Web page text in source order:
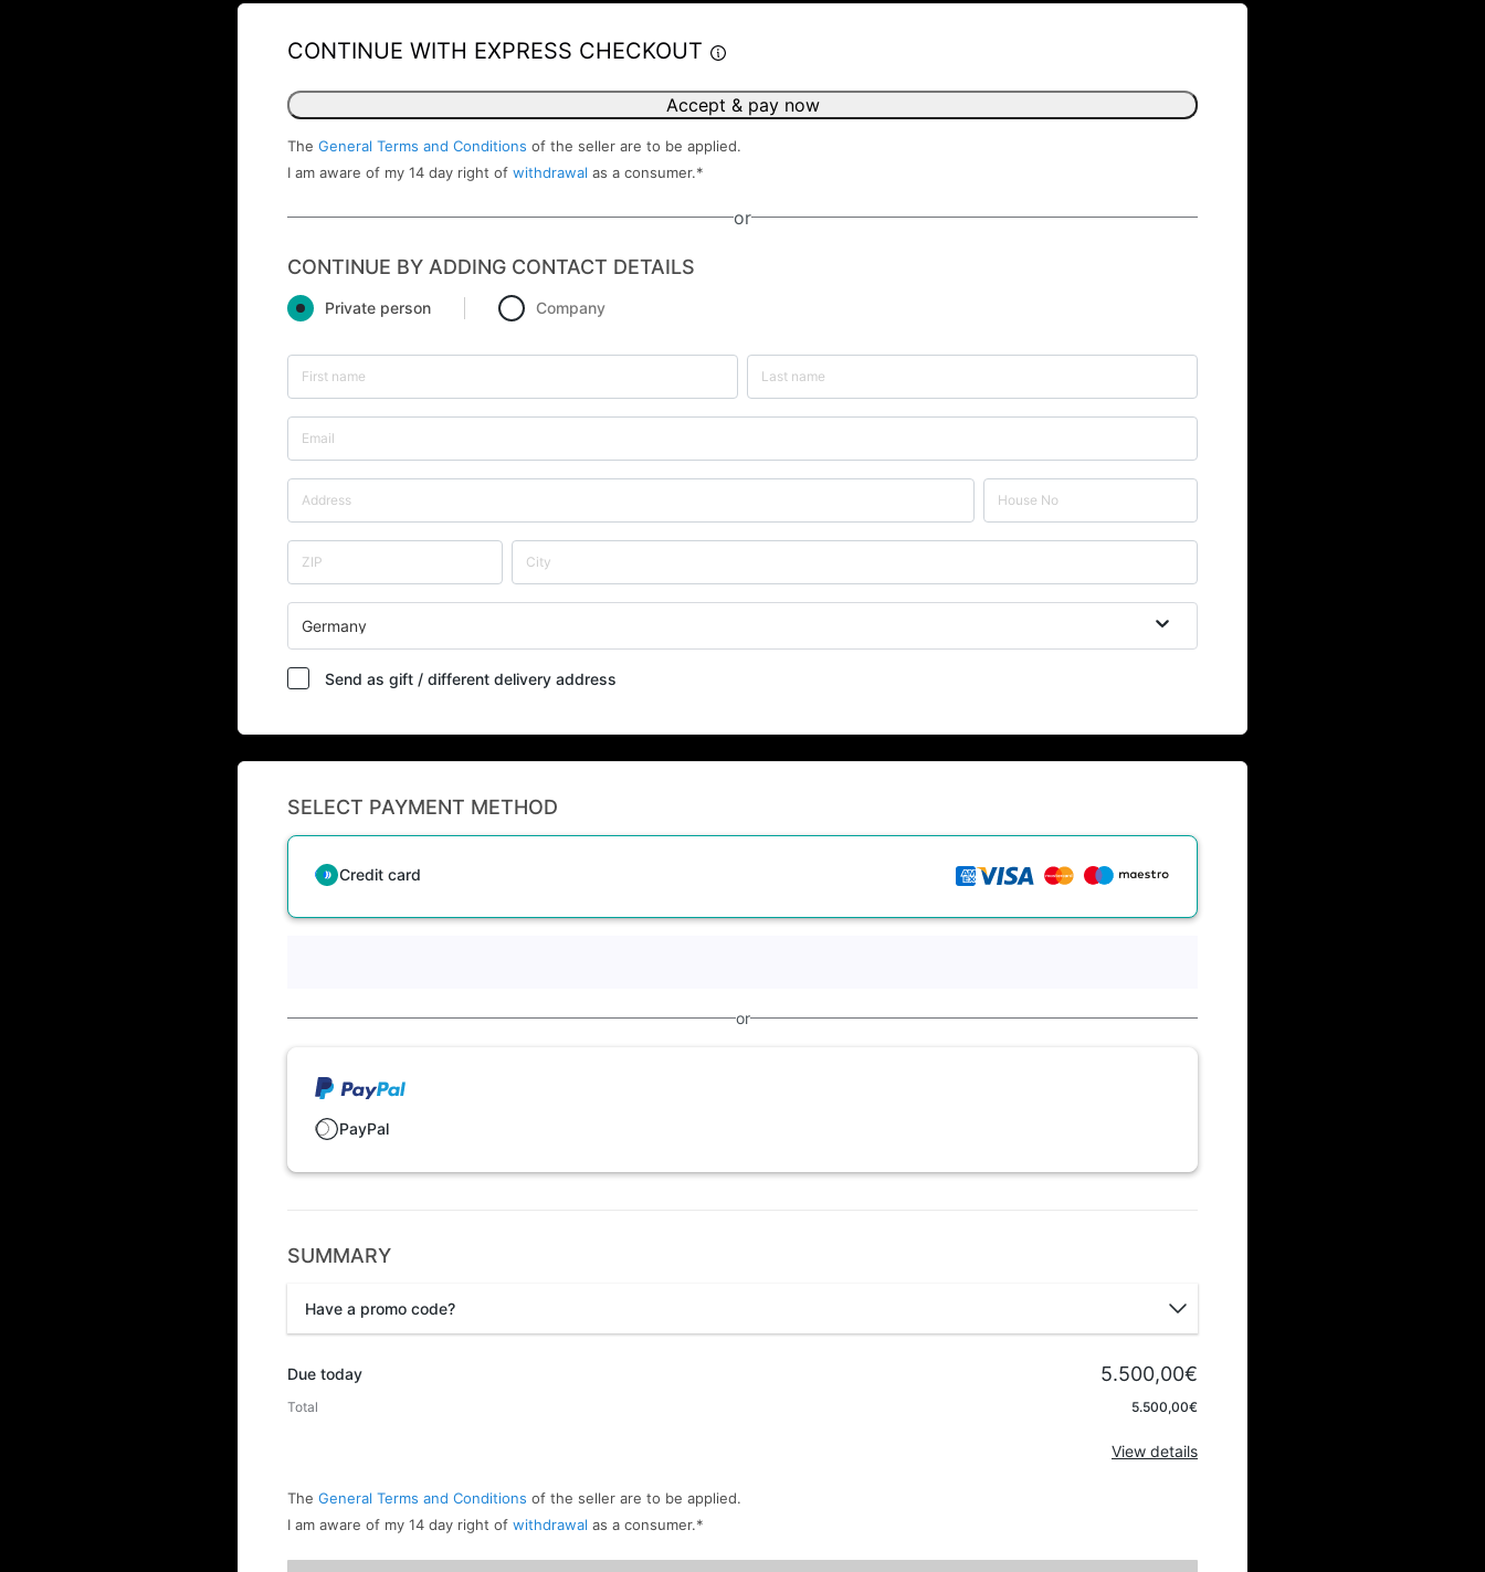
CONTINUE WITH EXPRESS CHECKOUT
Accept & pay now
The General Terms and Conditions of the seller are to be applied.
I am aware of my 14 day right of withdrawal as a consumer.*
or
CONTINUE BY ADDING CONTACT DETAILS
Private person Company
Germany
Send as gift / different delivery address
SELECT PAYMENT METHOD
Credit card
or
PayPal
SUMMARY
Have a promo code?
Due today 5.500,00€
Total 5.500,00€
View details
The General Terms and Conditions of the seller are to be applied.
I am aware of my 14 day right of withdrawal as a consumer.*